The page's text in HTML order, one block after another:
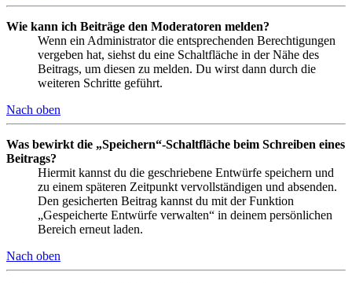
Wie kann ich Beiträge den Moderatoren melden?
Wenn ein Administrator die entsprechenden Berechtigungen
vergeben hat, siehst du eine Schaltfläche in der Nähe des
Beitrags, um diesen zu melden. Du wirst dann durch die
weiteren Schritte geführt.
Nach oben
Was bewirkt die „Speichern“-Schaltfläche beim Schreiben eines
Beitrags?
Hiermit kannst du die geschriebene Entwürfe speichern und
zu einem späteren Zeitpunkt vervollständigen und absenden.
Den gesicherten Beitrag kannst du mit der Funktion
„Gespeicherte Entwürfe verwalten“ in deinem persönlichen
Bereich erneut laden.
Nach oben